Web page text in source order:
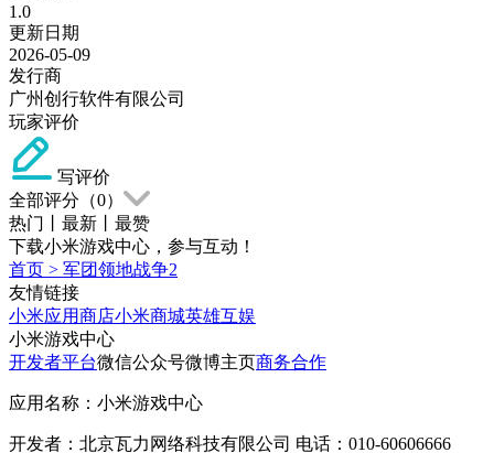
1.0
更新日期
2026-05-09
发行商
广州创行软件有限公司
玩家评价
写评价
全部评分（0）
热门
最新
最赞
下载小米游戏中心，参与互动！
首页 > 军团领地战争2
友情链接
小米应用商店小米商城英雄互娱
小米游戏中心
开发者平台微信公众号微博主页商务合作
应用名称：小米游戏中心
开发者：北京瓦力网络科技有限公司 电话：010-60606666